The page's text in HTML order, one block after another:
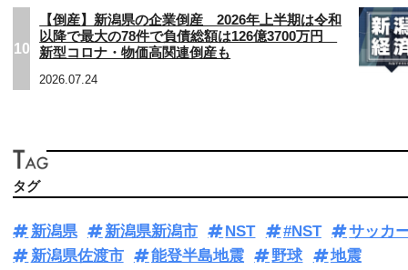
10
【倒産】新潟県の企業倒産 2026年上半期は令和
以降で最大の78件で負債総額は126億3700万円
新型コロナ・物価高関連倒産も
2026.07.24
タグ
新潟県 新潟県新潟市 NST #NST
サッカ
新潟県佐渡市
能登半島地震 野球
地震